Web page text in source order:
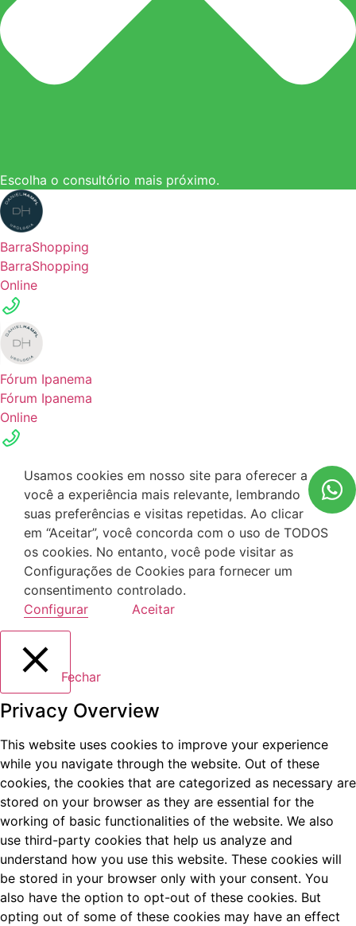
Escolha o consultório mais próximo.
BarraShopping
BarraShopping
Online
Fórum Ipanema
Fórum Ipanema
Online
Usamos cookies em nosso site para oferecer a
você a experiência mais relevante, lembrando
suas preferências e visitas repetidas. Ao clicar
em “Aceitar”, você concorda com o uso de TODOS
os cookies. No entanto, você pode visitar as
Configurações de Cookies para fornecer um
consentimento controlado.
Configurar
Aceitar
Fechar
Privacy Overview
This website uses cookies to improve your experience
while you navigate through the website. Out of these
cookies, the cookies that are categorized as necessary are
stored on your browser as they are essential for the
working of basic functionalities of the website. We also
use third-party cookies that help us analyze and
understand how you use this website. These cookies will
be stored in your browser only with your consent. You
also have the option to opt-out of these cookies. But
opting out of some of these cookies may have an effect